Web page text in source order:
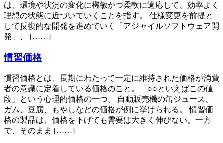
は、環境や状況の変化に機敏かつ柔軟に適応して、効率よく
理想の状態に近づいていくことを指す。 仕様変更を前提と
して反復的な開発を進めていく「アジャイルソフトウェア開
発」、 [……]
慣習価格
慣習価格とは、長期にわたって一定に維持された価格が消費
者の意識に定着している価格のこと。「○○といえばこの値
段」という心理的価格の一つ。 自動販売機の缶ジュース、
ガム、豆腐、もやしなどの価格が例に挙げられる。 慣習価
格の製品は、価格を下げても需要は大きく伸びない。一方
で、そのまま [……]